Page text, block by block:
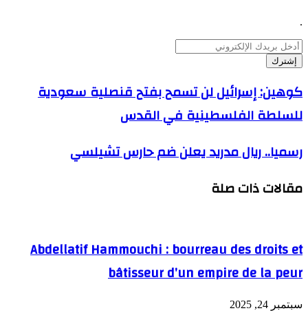
.
أدخل
بريدك
الإلكتروني
كوهين:
إسرائيل
لن
قنصلية
الفلسطينية
كوهين: إسرائيل لن تسمح بفتح قنصلية سعودية
للسلطة الفلسطينية في القدس
رسميا..
ريال
يعلن
رسميا.. ريال مدريد يعلن ضم حارس تشيلسي
مقالات ذات صلة
Abdellatif Hammouchi : bourreau des droits et
bâtisseur d’un empire de la peur
سبتمبر 24, 2025